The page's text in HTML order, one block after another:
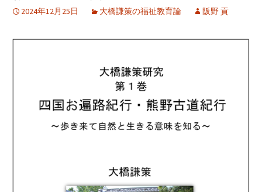
2024年12月25日 大橋謙策の福祉教育論 阪野 貢